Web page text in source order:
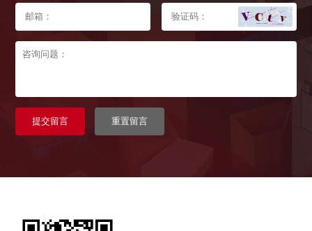
提交留言 重置留言